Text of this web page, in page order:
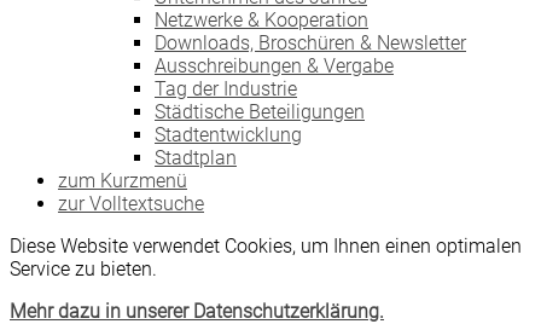
Netzwerke & Kooperation
Downloads, Broschüren & Newsletter
Ausschreibungen & Vergabe
Tag der Industrie
Städtische Beteiligungen
Stadtentwicklung
Stadtplan
zum Kurzmenü
zur Volltextsuche
Diese Website verwendet Cookies, um Ihnen einen optimalen
Service zu bieten.
Mehr dazu in unserer Datenschutzerklärung.